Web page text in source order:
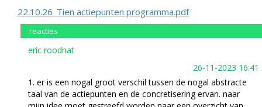
22.10.26_Tien actiepunten programma.pdf
reacties
eric roodnat
26-11-2023 16:41
1. er is een nogal groot verschil tussen de nogal abstracte
taal van de actiepunten en de concretisering ervan. naar